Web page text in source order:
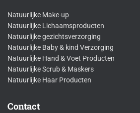
Natuurlijke Make-up
Natuurlijke Lichaamsproducten
Natuurlijke gezichtsverzorging
Natuurlijke Baby & kind Verzorging
Natuurlijke Hand & Voet Producten
Natuurlijke Scrub & Maskers
Natuurlijke Haar Producten
Contact